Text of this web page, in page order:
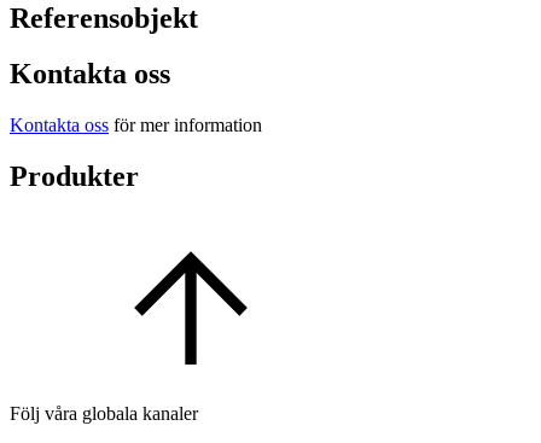
Referensobjekt
Kontakta oss
Kontakta oss för mer information
Produkter
Följ våra globala kanaler